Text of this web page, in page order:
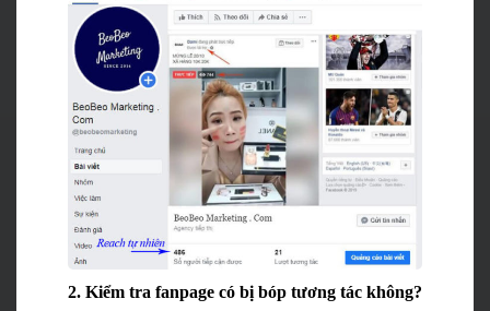
2. Kiểm tra fanpage có bị bóp tương tác không?